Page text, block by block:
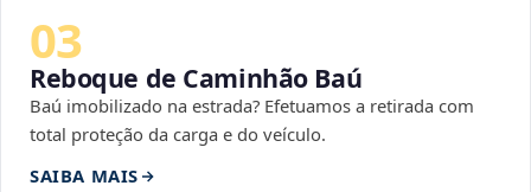
03
Reboque de Caminhão Baú
Baú imobilizado na estrada? Efetuamos a retirada com
total proteção da carga e do veículo.
SAIBA MAIS